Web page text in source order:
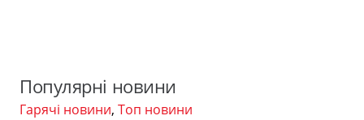
Популярні новини
Гарячі новини, Топ новини